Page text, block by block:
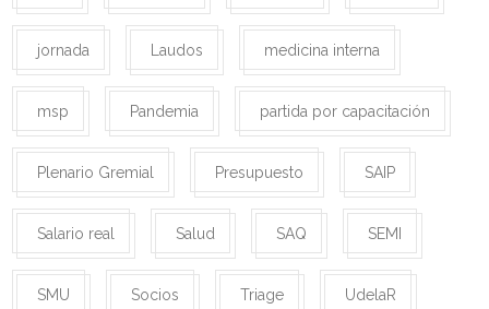
jornada Laudos medicina interna
msp Pandemia partida por capacitación
Plenario Gremial Presupuesto SAIP
Salario real Salud SAQ SEMI
SMU Socios Triage UdelaR